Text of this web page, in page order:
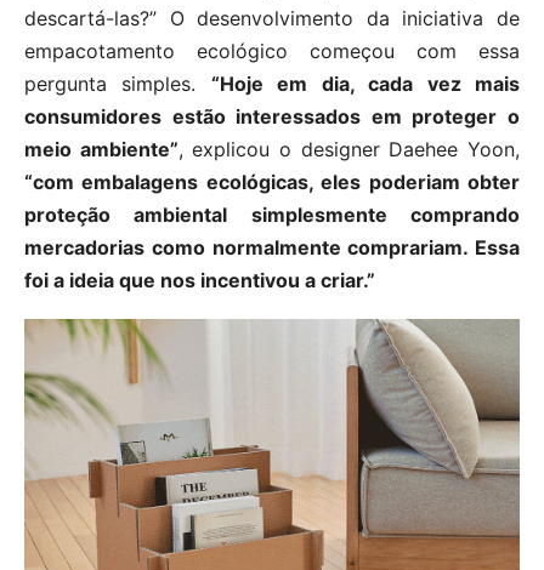
descartá-las?” O desenvolvimento da iniciativa de
empacotamento ecológico começou com essa
pergunta simples. “Hoje em dia, cada vez mais
consumidores estão interessados ​​em proteger o
meio ambiente”, explicou o designer Daehee Yoon,
“com embalagens ecológicas, eles poderiam obter
proteção ambiental simplesmente comprando
mercadorias como normalmente comprariam. Essa
foi a ideia que nos incentivou a criar.”